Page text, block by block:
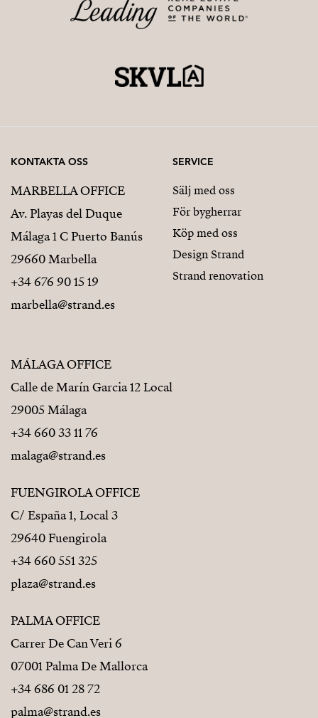
KONTAKTA OSS
MARBELLA OFFICE
Av. Playas del Duque
Málaga 1 C Puerto Banús
29660 Marbella
+34 676 90 15 19
marbella@strand.es
MÁLAGA OFFICE
Calle de Marín Garcia 12 Local
29005 Málaga
+34 660 33 11 76
malaga@strand.es
FUENGIROLA OFFICE
C/ España 1, Local 3
29640 Fuengirola
+34 660 551 325
plaza@strand.es
PALMA OFFICE
Carrer De Can Veri 6
07001 Palma De Mallorca
+34 686 01 28 72
palma@strand.es
SERVICE
Sälj med oss
För bygherrar
Köp med oss
Design Strand
Strand renovation